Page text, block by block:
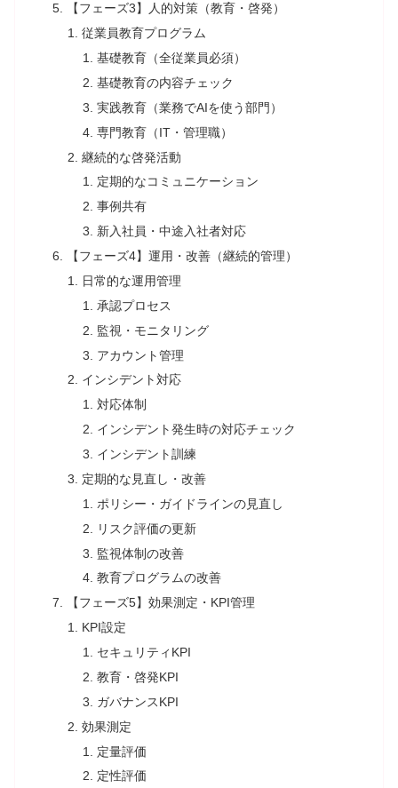
【フェーズ3】人的対策（教育・啓発）
従業員教育プログラム
基礎教育（全従業員必須）
基礎教育の内容チェック
実践教育（業務でAIを使う部門）
専門教育（IT・管理職）
継続的な啓発活動
定期的なコミュニケーション
事例共有
新入社員・中途入社者対応
【フェーズ4】運用・改善（継続的管理）
日常的な運用管理
承認プロセス
監視・モニタリング
アカウント管理
インシデント対応
対応体制
インシデント発生時の対応チェック
インシデント訓練
定期的な見直し・改善
ポリシー・ガイドラインの見直し
リスク評価の更新
監視体制の改善
教育プログラムの改善
【フェーズ5】効果測定・KPI管理
KPI設定
セキュリティKPI
教育・啓発KPI
ガバナンスKPI
効果測定
定量評価
定性評価